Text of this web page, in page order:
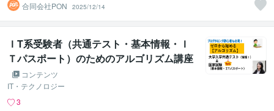
合同会社PON
2025/12/14
ＩT系受験者（共通テスト・基本情報・Ｉ
Ｔパスポート）のためのアルゴリズム講座
コンテンツ
IT・テクノロジー
3